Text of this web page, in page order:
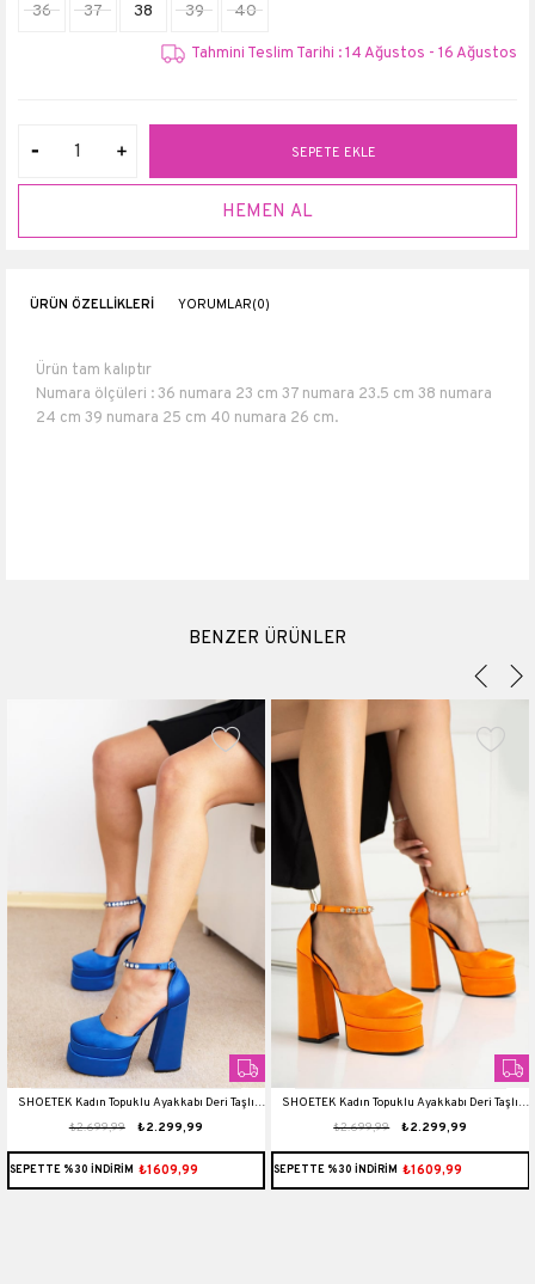
36 37 38 39 40
Tahmini Teslim Tarihi : 14 Ağustos - 16 Ağustos
ÜRÜN ÖZELLIKLERI YORUMLAR(0)
Ürün tam kalıptır
Numara ölçüleri : 36 numara 23 cm 37 numara 23.5 cm 38 numara
24 cm 39 numara 25 cm 40 numara 26 cm.
BENZER ÜRÜNLER
SHOETEK Kadın Topuklu Ayakkabı Deri Taşlı
Çift Platformlu Rianna Saks Mavi
₺2.299,99
₺2.699,99
SEPETTE %30 İNDİRİM ₺1609,99
SHOETEK Kadın Topuklu Ayakkabı Deri Taşlı
Çift Platformlu Rianna Turuncu
₺2.299,99
₺2.699,99
SEPETTE %30 İNDİRİM ₺1609,99